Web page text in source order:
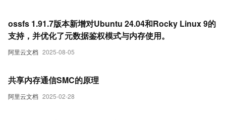
阿里云文档 2025-08-05
ossfs 1.91.7版本新增对Ubuntu 24.04和Rocky Linux 9的
支持，并优化了元数据鉴权模式与内存使用。
阿里云文档 2025-02-28
共享内存通信SMC的原理